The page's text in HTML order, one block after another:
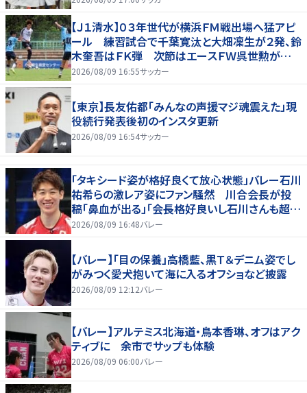
【Ｊ１清水】０３年世代が横浜ＦＭ戦出場へ猛アピ
ール 練習試合で千葉寛汰と大畑凜生が２発、鈴
木奎吾はＦＫ弾 次節はエースＦＷ呉世勲が出
場停止
2026/08/09 16:55サッカー
【東京】長友佑都「みんなの声援マジ魂震えた」現
役続行発表後初のインスタ更新
2026/08/09 16:54サッカー
「タキシード姿が格好良くて放心状態」バレー石川
祐希らの激レア姿にファン騒然 川合会長が投
稿「鼻血が出る」「会長格好良いし石川さんも超格
好いい」
2026/08/09 16:48バレー
【バレー】「目の保養」高橋藍、黒Ｔ＆デニム姿でし
がみつく愛犬抱いて海に入るオフショなど披露
2026/08/09 12:12バレー
【バレー】アルテミス北海道・鳥本香琳、オフはアク
ティブに 余市でサップも体験
2026/08/09 06:00バレー